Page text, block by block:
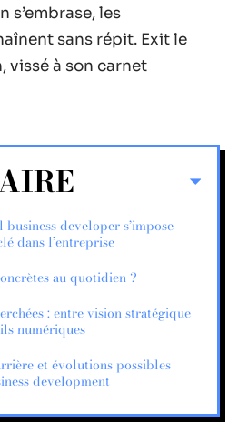
s’embrase, les
sans répit. Exit le
vissé à son carnet
developer s’impose
dans l’entreprise
au quotidien ?
: entre vision stratégique
numériques
et évolutions possibles
development